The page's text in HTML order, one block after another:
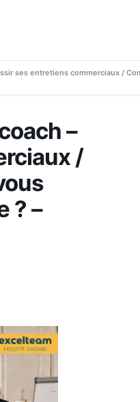
ses entretiens commerciaux /
–
/
? –